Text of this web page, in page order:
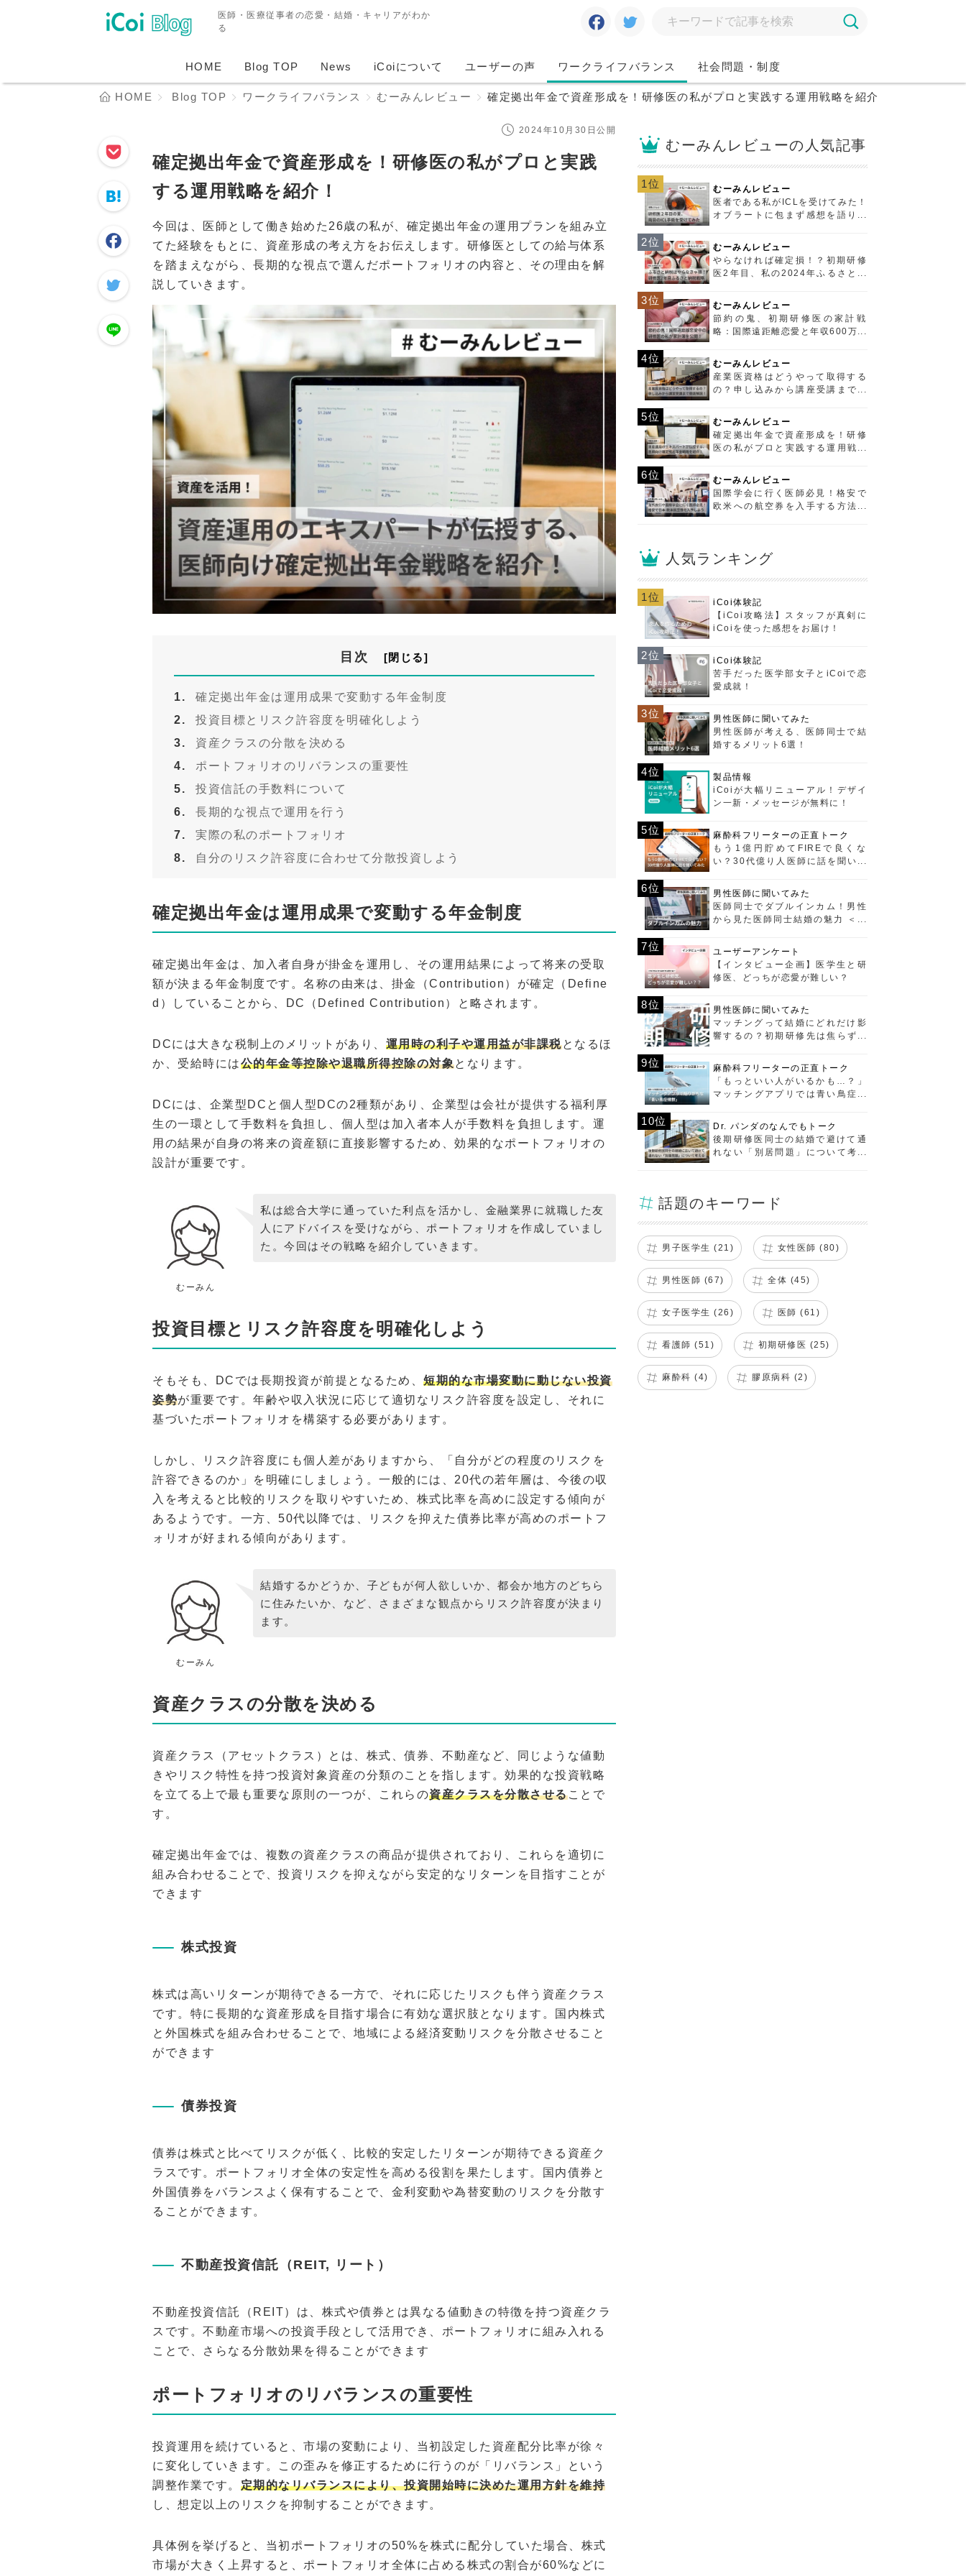
医師・医療従事者の恋愛・結婚・キャリアがわか
る
HOME Blog TOP News iCoiについて ユーザーの声 ワークライフバランス 社会問題・制度
HOME Blog TOP ワークライフバランス むーみんレビュー 確定拠出年金で資産形成を！研修医の私がプロと実践する運用戦略を紹介！
2024年10月30日公開
確定拠出年金で資産形成を！研修医の私がプロと実践
する運用戦略を紹介！
今回は、医師として働き始めた26歳の私が、確定拠出年金の運用プランを組み立
てた経験をもとに、資産形成の考え方をお伝えします。研修医としての給与体系
を踏まえながら、長期的な視点で選んだポートフォリオの内容と、その理由を解
説していきます。
目次
確定拠出年金は運用成果で変動する年金制度
投資目標とリスク許容度を明確化しよう
資産クラスの分散を決める
ポートフォリオのリバランスの重要性
投資信託の手数料について
長期的な視点で運用を行う
実際の私のポートフォリオ
自分のリスク許容度に合わせて分散投資しよう
確定拠出年金は運用成果で変動する年金制度
確定拠出年金は、加入者自身が掛金を運用し、その運用結果によって将来の受取
額が決まる年金制度です。名称の由来は、掛金（Contribution）が確定（Define
d）していることから、DC（Defined Contribution）と略されます。
DCには大きな税制上のメリットがあり、 運用時の利子や運用益が非課税となるほ
か、受給時には公的年金等控除や退職所得控除の対象となります。
DCには、企業型DCと個人型DCの2種類があり、企業型は会社が提供する福利厚
生の一環として手数料を負担し、個人型は加入者本人が手数料を負担します。運
用の結果が自身の将来の資産額に直接影響するため、効果的なポートフォリオの
設計が重要です。
むーみん
私は総合大学に通っていた利点を活かし、金融業界に就職した友
人にアドバイスを受けながら、ポートフォリオを作成していまし
た。今回はその戦略を紹介していきます。
投資目標とリスク許容度を明確化しよう
そもそも、DCでは長期投資が前提となるため、 短期的な市場変動に動じない投資
姿勢が重要です。年齢や収入状況に応じて適切なリスク許容度を設定し、それに
基づいたポートフォリオを構築する必要があります。
しかし、リスク許容度にも個人差がありますから、「自分がどの程度のリスクを
許容できるのか」を明確にしましょう。一般的には、20代の若年層は、今後の収
入を考えると比較的リスクを取りやすいため、株式比率を高めに設定する傾向が
あるようです。一方、50代以降では、リスクを抑えた債券比率が高めのポートフ
ォリオが好まれる傾向があります。
むーみん
結婚するかどうか、子どもが何人欲しいか、都会か地方のどちら
に住みたいか、など、さまざまな観点からリスク許容度が決まり
ます。
資産クラスの分散を決める
資産クラス（アセットクラス）とは、株式、債券、不動産など、同じような値動
きやリスク特性を持つ投資対象資産の分類のことを指します。効果的な投資戦略
を立てる上で最も重要な原則の一つが、これらの資産クラスを分散させることで
す。
確定拠出年金では、複数の資産クラスの商品が提供されており、これらを適切に
組み合わせることで、投資リスクを抑えながら安定的なリターンを目指すことが
できます
株式投資
株式は高いリターンが期待できる一方で、それに応じたリスクも伴う資産クラス
です。特に長期的な資産形成を目指す場合に有効な選択肢となります。国内株式
と外国株式を組み合わせることで、地域による経済変動リスクを分散させること
ができます
債券投資
債券は株式と比べてリスクが低く、比較的安定したリターンが期待できる資産ク
ラスです。ポートフォリオ全体の安定性を高める役割を果たします。国内債券と
外国債券をバランスよく保有することで、金利変動や為替変動のリスクを分散す
ることができます。
不動産投資信託（REIT, リート）
不動産投資信託（REIT）は、株式や債券とは異なる値動きの特徴を持つ資産クラ
スです。不動産市場への投資手段として活用でき、ポートフォリオに組み入れる
ことで、さらなる分散効果を得ることができます
ポートフォリオのリバランスの重要性
投資運用を続けていると、市場の変動により、当初設定した資産配分比率が徐々
に変化していきます。この歪みを修正するために行うのが「リバランス」という
調整作業です。 定期的なリバランスにより、投資開始時に決めた運用方針を維持
し、想定以上のリスクを抑制することができます。
具体例を挙げると、当初ポートフォリオの50%を株式に配分していた場合、株式
市場が大きく上昇すると、ポートフォリオ全体に占める株式の割合が60%などに
むーみんレビューの人気記事
むーみんレビュー
医者である私がICLを受けてみた！
オブラートに包まず感想を語りま
1位
むーみんレビュー
やらなければ確定損！？初期研修
医2年目、私の2024年ふるさと納
2位
むーみんレビュー
節約の鬼、初期研修医の家計戦
略：国際遠距離恋愛と年収600万円
3位
むーみんレビュー
産業医資格はどうやって取得する
の？申し込みから講座受講まで徹
4位
むーみんレビュー
確定拠出年金で資産形成を！研修
医の私がプロと実践する運用戦略
5位
むーみんレビュー
国際学会に行く医師必見！格安で
欧米への航空券を入手する方法を
6位
人気ランキング
iCoi体験記
【iCoi攻略法】スタッフが真剣に
iCoiを使った感想をお届け！
1位
iCoi体験記
苦手だった医学部女子とiCoiで恋
愛成就！
2位
男性医師に聞いてみた
男性医師が考える、医師同士で結
婚するメリット6選！
3位
製品情報
iCoiが大幅リニューアル！デザイ
ン一新・メッセージが無料に！
4位
麻酔科フリーターの正直トーク
もう1億円貯めてFIREで良くな
い？30代億り人医師に話を聞いて
5位
男性医師に聞いてみた
医師同士でダブルインカム！男性
から見た医師同士結婚の魅力 ＜経
6位
ユーザーアンケート
【インタビュー企画】医学生と研
修医、どっちが恋愛が難しい？
7位
男性医師に聞いてみた
マッチングって結婚にどれだけ影
響するの？初期研修先は焦らず選
8位
麻酔科フリーターの正直トーク
「もっといい人がいるかも…？」
マッチングアプリでは青い鳥症候
9位
Dr. パンダのなんでもトーク
後期研修医同士の結婚で避けて通
れない「別居問題」について考え
10位
話題のキーワード
男子医学生 (21) 女性医師 (80)
男性医師 (67) 全体 (45)
女子医学生 (26) 医師 (61)
看護師 (51) 初期研修医 (25)
麻酔科 (4) 膠原病科 (2)